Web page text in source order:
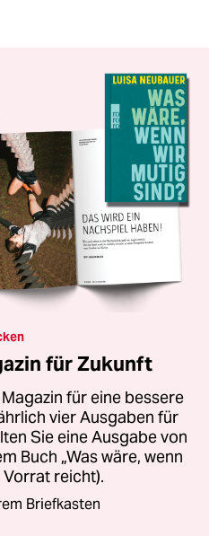
für Zukunft
für eine bessere
vier Ausgaben für
Sie eine Ausgabe von
Buch „Was wäre, wenn
reicht).
Briefkasten